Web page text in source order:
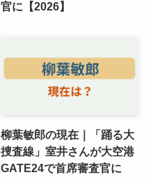
官に【2026】
柳葉敏郎の現在｜「踊る大
捜査線」室井さんが大空港
GATE24で首席審査官に